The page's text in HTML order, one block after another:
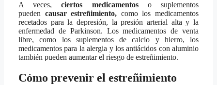
A veces,ciertos medicamentoso suplementos
pueden causar estreñimiento, como los medicamentos
recetados para la depresión, la presión arterial alta y la
enfermedad de Parkinson. Los medicamentos de venta
libre, como los suplementos de calcio y hierro, los
medicamentos para la alergia y los antiácidos con aluminio
también pueden aumentar el riesgo de estreñimiento.
Cómo prevenir el estreñimiento